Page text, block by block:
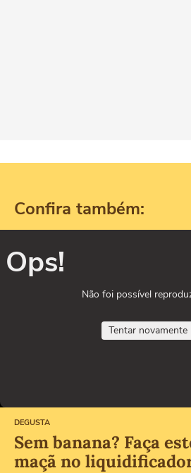
Confira também:
Ops!
Não foi possível
Tentar novamente
DEGUSTA
Sem banana? Faça
maçã no